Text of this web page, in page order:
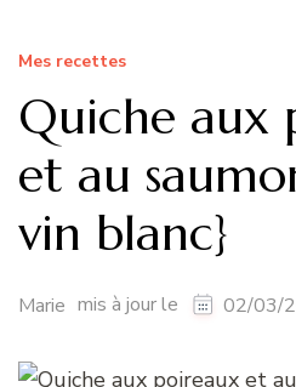
Mes recettes
Quiche aux
et au
vin blanc}
Marie mis à jour le 02/03/